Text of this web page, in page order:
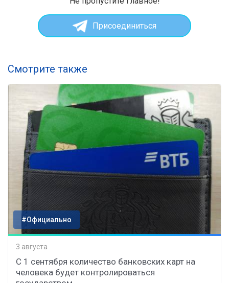
Присоединиться
Смотрите также
#Официально
3 августа
С 1 сентября количество банковских карт на
человека будет контролироваться